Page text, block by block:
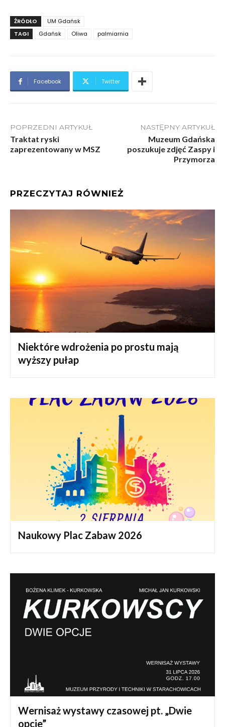
ŹRÓDŁO
UM Gdańsk
TAGI
Gdańsk Oliwa palmiarnia
Facebook Twitter
POPRZEDNI ARTYKUŁ
Traktat ryski
zaprezentowany w MSZ
NASTĘPNY ARTYKUŁ
Muzeum Gdańska
poszukuje zdjęć Zaspy i
Przymorza
PRZECZYTAJ RÓWNIEŻ
Niektóre wdrożenia po prostu mają
wyższy pułap
Naukowy Plac Zabaw 2026
Wernisaż wystawy czasowej pt. „Dwie
opcje”